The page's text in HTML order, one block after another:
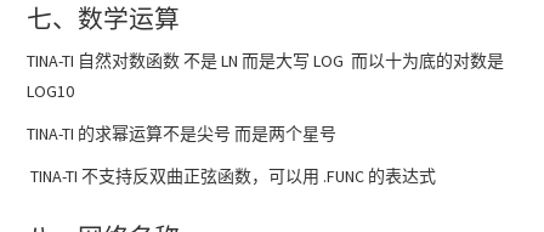
七、数学运算
TINA-TI 自然对数函数 不是 LN 而是大写 LOG 而以十为底的对数是
LOG10
TINA-TI 的求幂运算不是尖号 而是两个星号
TINA-TI 不支持反双曲正弦函数，可以用 .FUNC 的表达式